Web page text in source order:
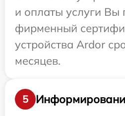
и оплаты услуги Вы
фирменный
устройства Ardor
месяцев.
5